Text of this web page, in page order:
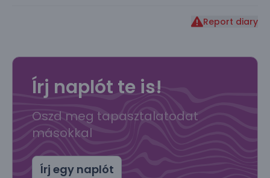
Report diary
Írj naplót te is!
Oszd meg tapasztalatodat
másokkal
Írj egy naplót